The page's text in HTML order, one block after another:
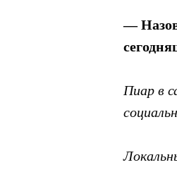
—
Пиар в